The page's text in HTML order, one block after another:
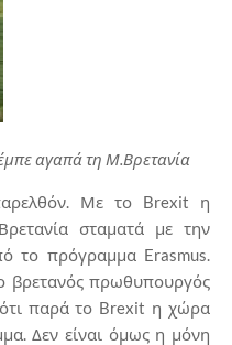
αγαπά τη Μ.Βρετανία
Με το Brexit η
σταματά με την
το πρόγραμμα Erasmus.
βρετανός πρωθυπουργός
παρά το Brexit η χώρα
Δεν είναι όμως η μόνη